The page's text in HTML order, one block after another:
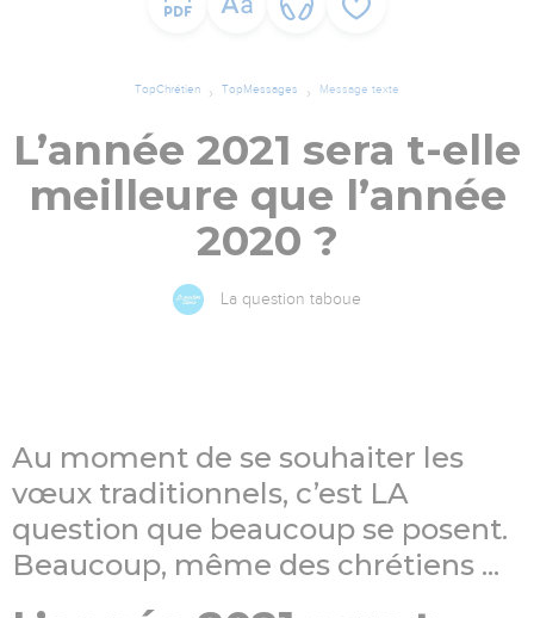
TopChrétien TopMessages Message texte
L’année 2021 sera t-elle
meilleure que l’année
2020 ?
La question taboue
Au moment de se souhaiter les
vœux traditionnels, c’est LA
question que beaucoup se posent.
Beaucoup, même des chrétiens ...